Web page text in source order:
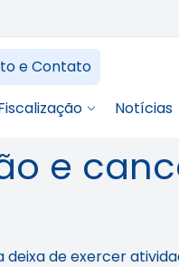
e Contato
Notícias
e
de exercer